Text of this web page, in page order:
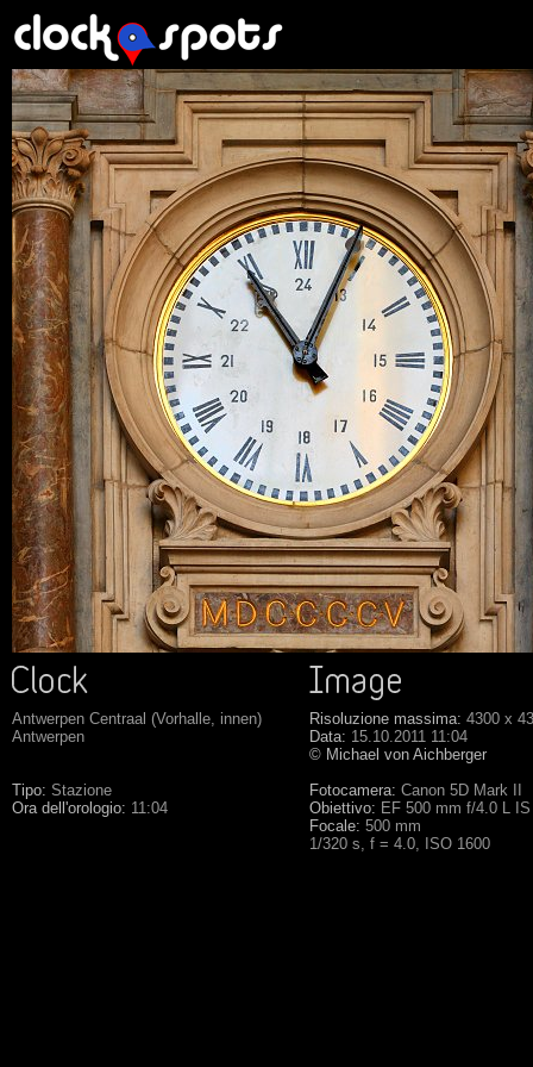
Antwerpen Centraal (Vorhalle, innen)
Antwerpen
Tipo: Stazione
Ora dell'orologio: 11:04
Risoluzione massima: 4300 x
Data: 15.10.2011 11:04
© Michael von Aichberger
Fotocamera: Canon 5D Mark II
Obiettivo: EF 500 mm f/4.0 L
Focale: 500 mm
1/320 s, f = 4.0, ISO 1600